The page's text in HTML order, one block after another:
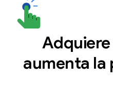
aumenta la